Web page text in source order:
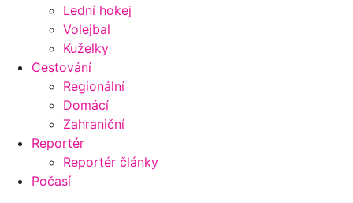
Lední hokej
Volejbal
Kuželky
Cestování
Regionální
Domácí
Zahraniční
Reportér
Reportér články
Počasí